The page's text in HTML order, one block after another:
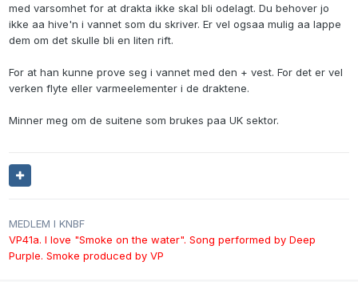
med varsomhet for at drakta ikke skal bli odelagt. Du behover jo
ikke aa hive'n i vannet som du skriver. Er vel ogsaa mulig aa lappe
dem om det skulle bli en liten rift.
For at han kunne prove seg i vannet med den + vest. For det er vel
verken flyte eller varmeelementer i de draktene.
Minner meg om de suitene som brukes paa UK sektor.
MEDLEM I KNBF
VP41a. I love "Smoke on the water". Song performed by Deep
Purple. Smoke produced by VP